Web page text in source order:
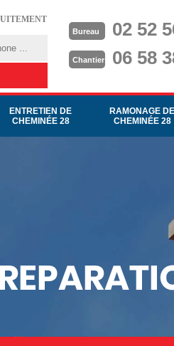
Bureau 02 52
Chantier 06 58
ENTRETIEN DE
CHEMINÉE 28
RAMONAGE DE
CHEMINÉE 28